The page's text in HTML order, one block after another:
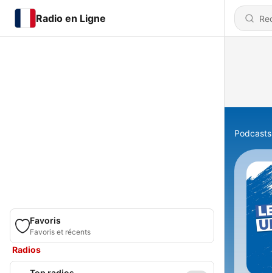
Radio en Ligne
Favoris
Favoris et récents
Radios
Podcasts